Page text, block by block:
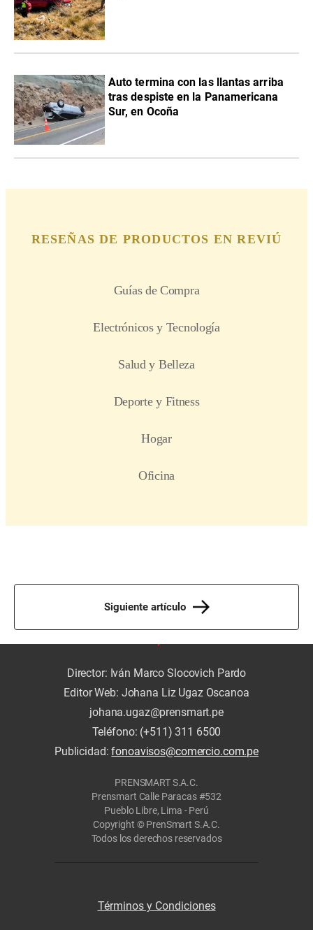
Auto termina con las llantas arriba
tras despiste en la Panamericana
Sur, en Ocoña
Siguiente artículo
Director: Iván Marco Slocovich Pardo
Editor Web: Johana Liz Ugaz Oscanoa
johana.ugaz@prensmart.pe
Teléfono: (+511) 311 6500
Publicidad:fonoavisos@comercio.com.pe
PRENSMART S.A.C.
Prensmart Calle Paracas #532
Pueblo Libre, Lima - Perú
Copyright © PrenSmart S.A.C.
Todos los derechos reservados
Términos y Condiciones